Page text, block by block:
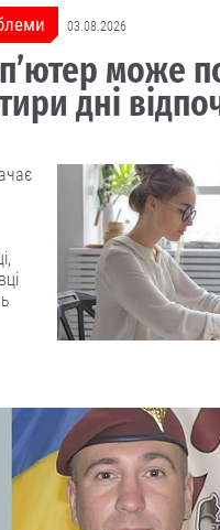
03.08.2026
може
дні